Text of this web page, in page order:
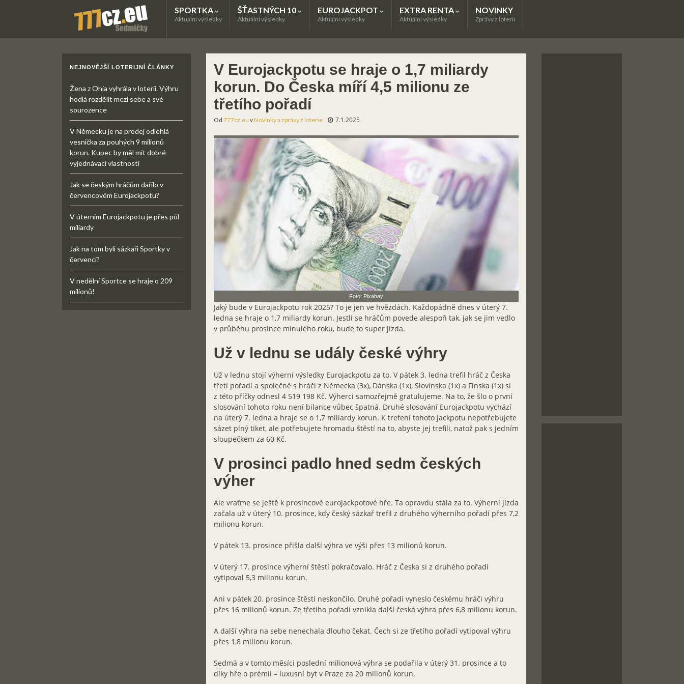
SPORTKA
Aktuální výsledky
ŠŤASTNÝCH 10
Aktuální výsledky
EUROJACKPOT
Aktuální výsledky
EXTRA RENTA
Aktuální výsledky
NOVINKY
Zprávy z loterií
V Eurojackpotu se hraje o 1,7 miliardy
korun. Do Česka míří 4,5 milionu ze
třetího pořadí
Od 777cz.eu vNovinky a zprávy z loterie 7.1.2025
Foto: Pixabay
Jaký bude v Eurojackpotu rok 2025? To je jen ve hvězdách. Každopádně dnes v úterý 7.
ledna se hraje o 1,7 miliardy korun. Jestli se hráčům povede alespoň tak, jak se jim vedlo
v průběhu prosince minulého roku, bude to super jízda.
Už v lednu se udály české výhry
Už v lednu stojí výherní výsledky Eurojackpotu za to. V pátek 3. ledna trefil hráč z Česka
třetí pořadí a společně s hráči z Německa (3x), Dánska (1x), Slovinska (1x) a Finska (1x) si
z této příčky odnesl 4 519 198 Kč. Výherci samozřejmě gratulujeme. Na to, že šlo o první
slosování tohoto roku není bilance vůbec špatná. Druhé slosování Eurojackpotu vychází
na úterý 7. ledna a hraje se o 1,7 miliardy korun. K trefení tohoto jackpotu nepotřebujete
sázet plný tiket, ale potřebujete hromadu štěstí na to, abyste jej trefili, natož pak s jedním
sloupečkem za 60 Kč.
V prosinci padlo hned sedm českých
výher
Ale vraťme se ještě k prosincové eurojackpotové hře. Ta opravdu stála za to. Výherní jízda
začala už v úterý 10. prosince, kdy český sázkař trefil z druhého výherního pořadí přes 7,2
milionu korun.
V pátek 13. prosince přišla další výhra ve výši přes 13 milionů korun.
V úterý 17. prosince výherní štěstí pokračovalo. Hráč z Česka si z druhého pořadí
vytipoval 5,3 milionu korun.
Ani v pátek 20. prosince štěstí neskončilo. Druhé pořadí vyneslo českému hráči výhru
přes 16 milionů korun. Ze třetího pořadí vznikla další česká výhra přes 6,8 milionu korun.
A další výhra na sebe nenechala dlouho čekat. Čech si ze třetího pořadí vytipoval výhru
přes 1,8 milionu korun.
Sedmá a v tomto měsíci poslední milionová výhra se podařila v úterý 31. prosince a to
díky hře o prémii – luxusní byt v Praze za 20 milionů korun.
NEJNOVĚJŠÍ LOTERIJNÍ ČLÁNKY
Žena z Ohia vyhrála v loterii. Výhru
hodlá rozdělit mezi sebe a své
sourozence
V Německu je na prodej odlehlá
vesnička za pouhých 9 milionů
korun. Kupec by měl mít dobré
vyjednávací vlastnosti
Jak se českým hráčům dařilo v
červencovém Eurojackpotu?
V úterním Eurojackpotu je přes půl
miliardy
Jak na tom byli sázkaři Sportky v
červenci?
V nedělní Sportce se hraje o 209
milionů!